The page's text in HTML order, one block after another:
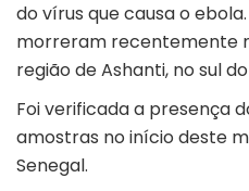
do vírus que causa o
morreram recentemente
região de Ashanti, no sul
Foi verificada a presença
amostras no início deste
Senegal.